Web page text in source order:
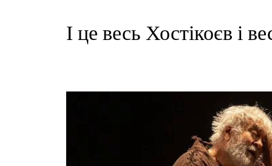
І це весь Хостікоєв і